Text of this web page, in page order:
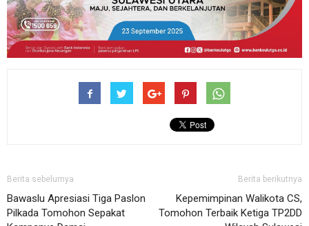
Berita sebelumya
Bawaslu Apresiasi Tiga Paslon
Pilkada Tomohon Sepakat
Berita berikutnya
Kepemimpinan Walikota CS,
Tomohon Terbaik Ketiga TP2DD